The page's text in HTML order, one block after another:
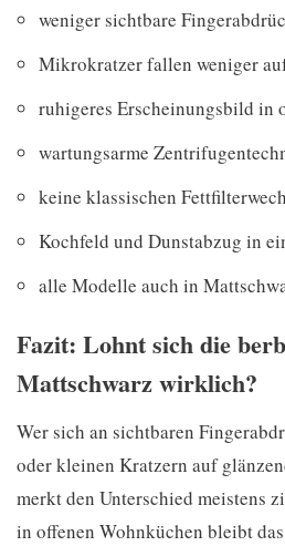
weniger sichtbare
Mikrokratzer fallen weniger
ruhigeres Erscheinungsbild in
wartungsarme
keine klassischen
Kochfeld und Dunstabzug in
alle Modelle auch in
Fazit: Lohnt sich die
Mattschwarz wirklich?
Wer sich an sichtbaren
oder kleinen Kratzern auf
merkt den Unterschied meistens
in offenen Wohnküchen bleibt